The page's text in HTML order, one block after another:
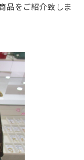
品をご紹介致しま